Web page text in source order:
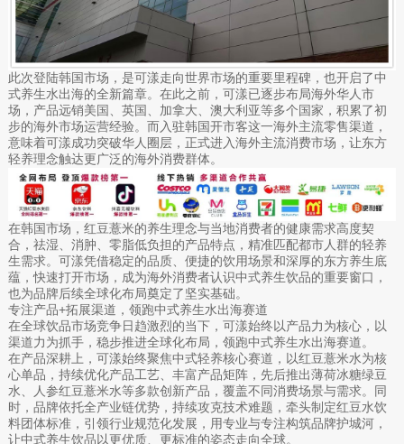
此次登陆韩国市场，是可漾走向世界市场的重要里程碑，也开启了中
式养生水出海的全新篇章。在此之前，可漾已逐步布局海外华人市
场，产品远销美国、英国、加拿大、澳大利亚等多个国家，积累了初
步的海外市场运营经验。而入驻韩国开市客这一海外主流零售渠道，
意味着可漾成功突破华人圈层，正式进入海外主流消费市场，让东方
轻养理念触达更广泛的海外消费群体。
在韩国市场，红豆薏米的养生理念与当地消费者的健康需求高度契
合，祛湿、消肿、零脂低负担的产品特点，精准匹配都市人群的轻养
生需求。可漾凭借稳定的品质、便捷的饮用场景和深厚的东方养生底
蕴，快速打开市场，成为海外消费者认识中式养生饮品的重要窗口，
也为品牌后续全球化布局奠定了坚实基础。
专注产品+拓展渠道，领跑中式养生水出海赛道
在全球饮品市场竞争日趋激烈的当下，可漾始终以产品力为核心，以
渠道力为抓手，稳步推进全球化布局，领跑中式养生水出海赛道。
在产品深耕上，可漾始终聚焦中式轻养核心赛道，以红豆薏米水为核
心单品，持续优化产品工艺、丰富产品矩阵，先后推出薄荷冰糖绿豆
水、人参红豆薏米水等多款创新产品，覆盖不同消费场景与需求。同
时，品牌依托全产业链优势，持续攻克技术难题，牵头制定红豆水饮
料团体标准，引领行业规范化发展，用专业与专注构筑品牌护城河，
让中式养生饮品以更优质、更标准的姿态走向全球。